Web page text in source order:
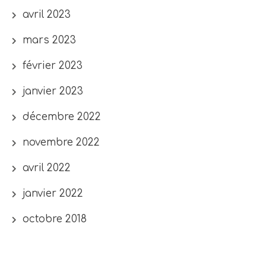
avril 2023
mars 2023
février 2023
janvier 2023
décembre 2022
novembre 2022
avril 2022
janvier 2022
octobre 2018